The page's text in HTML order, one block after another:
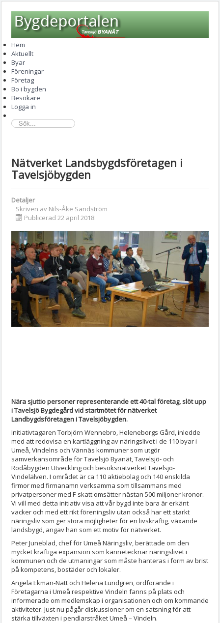
Hem
Aktuellt
Byar
Föreningar
Företag
Bo i bygden
Besökare
Logga in
sök...
Nätverket Landsbygdsföretagen i
Tavelsjöbygden
Detaljer
Skriven av Nils-Åke Sandström
Publicerad 22 april 2018
Nära sjuttio personer representerande ett 40-tal företag, slöt upp
i Tavelsjö Bygdegård vid startmötet för nätverket
Landbygdsföretagen i Tavelsjöbygden.
Initiativtagaren Torbjörn Wennebro, Heleneborgs Gård, inledde
med att redovisa en kartläggning av näringslivet i de 110 byar i
Umeå, Vindelns och Vännäs kommuner som utgör
samverkansområde för Tavelsjö Byanät, Tavelsjö- och
Rödåbygden Utveckling och besöksnätverket Tavelsjö-
Vindelälven. I området är ca 110 aktiebolag och 140 enskilda
firmor med firmanamn verksamma som tillsammans med
privatpersoner med F-skatt omsätter nästan 500 miljoner kronor. -
Vi vill med detta initiativ visa att vår bygd inte bara är erkänt
vacker och med ett rikt föreningsliv utan också har ett starkt
näringsliv som ger stora möjligheter för en livskraftig, växande
landsbygd, angav han som ett motiv för nätverket.
Peter Juneblad, chef för Umeå Näringsliv, berättade om den
mycket kraftiga expansion som kännetecknar näringslivet i
kommunen och de utmaningar som måste hanteras i form av brist
på kompetens, bostäder och lokaler.
Angela Ekman-Nätt och Helena Lundgren, ordförande i
Företagarna i Umeå respektive Vindeln fanns på plats och
informerade om medlemskap i organisationen och om kommande
aktiviteter. Just nu pågår diskussioner om en satsning för att
stärka tillväxten i pendlarstråket Umeå – Vindeln.